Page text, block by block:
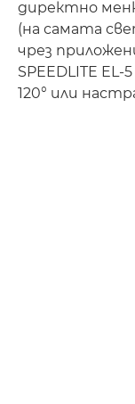
директно
(на самата
чрез
SPEEDLITE
120° или